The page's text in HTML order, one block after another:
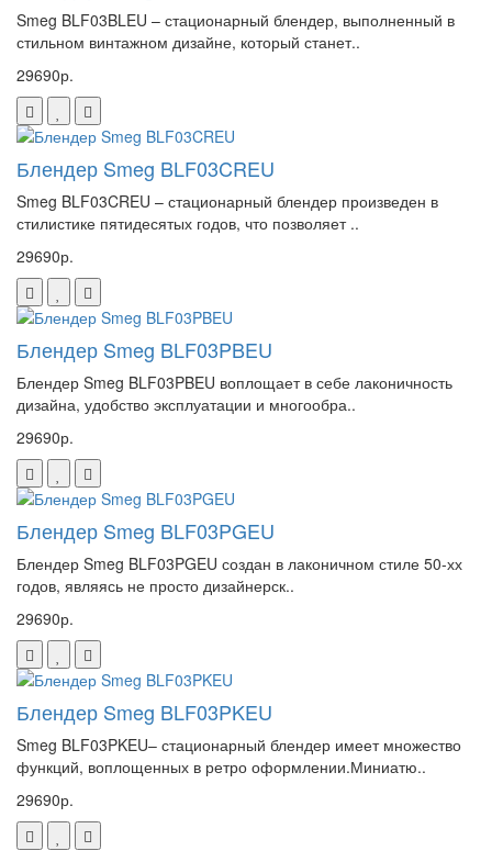
Smeg BLF03BLEU – стационарный блендер, выполненный в
стильном винтажном дизайне, который станет..
29690р.
Блендер Smeg BLF03CREU
Smeg BLF03CREU – стационарный блендер произведен в
стилистике пятидесятых годов, что позволяет ..
29690р.
Блендер Smeg BLF03PBEU
Блендер Smeg BLF03PBEU воплощает в себе лаконичность
дизайна, удобство эксплуатации и многообра..
29690р.
Блендер Smeg BLF03PGEU
Блендер Smeg BLF03PGEU создан в лаконичном стиле 50-хх
годов, являясь не просто дизайнерск..
29690р.
Блендер Smeg BLF03PKEU
Smeg BLF03PKEU– стационарный блендер имеет множество
функций, воплощенных в ретро оформлении.Миниатю..
29690р.